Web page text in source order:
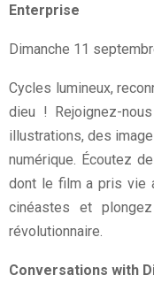
Enterprise
Dimanche 11
Cycles lumineux,
dieu ! Rejoignez-
illustrations, des
numérique. Écoutez
dont le film a pris vie
cinéastes et
révolutionnaire.
Conversations with